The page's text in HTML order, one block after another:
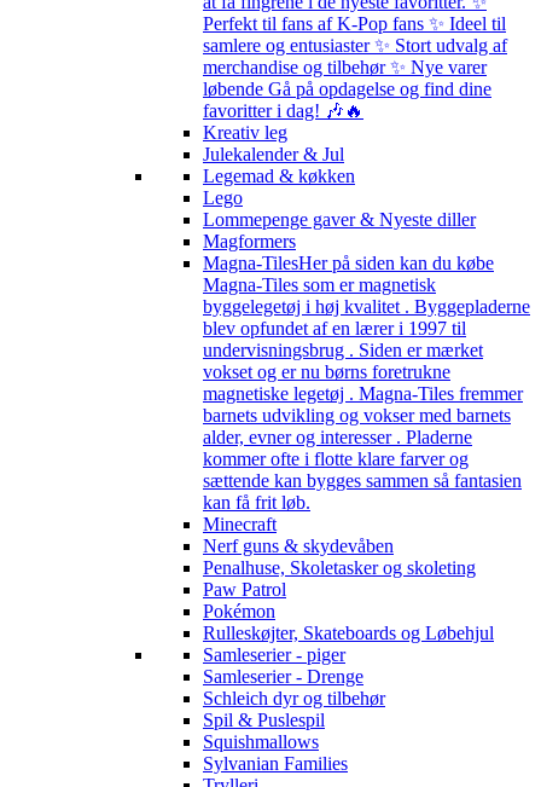
Perfekt til fans af K-Pop fans ✨ Ideel til
samlere og entusiaster ✨ Stort udvalg af
merchandise og tilbehør ✨ Nye varer
løbende Gå på opdagelse og find dine
favoritter i dag! 🎶🔥
Kreativ leg
Julekalender & Jul
Legemad & køkken
Lego
Lommepenge gaver & Nyeste diller
Magformers
Magna-TilesHer på siden kan du købe
Magna-Tiles som er magnetisk
byggelegetøj i høj kvalitet . Byggepladerne
blev opfundet af en lærer i 1997 til
undervisningsbrug . Siden er mærket
vokset og er nu børns foretrukne
magnetiske legetøj . Magna-Tiles fremmer
barnets udvikling og vokser med barnets
alder, evner og interesser . Pladerne
kommer ofte i flotte klare farver og
sættende kan bygges sammen så fantasien
kan få frit løb.
Minecraft
Nerf guns & skydevåben
Penalhuse, Skoletasker og skoleting
Paw Patrol
Pokémon
Rulleskøjter, Skateboards og Løbehjul
Samleserier - piger
Samleserier - Drenge
Schleich dyr og tilbehør
Spil & Puslespil
Squishmallows
Sylvanian Families